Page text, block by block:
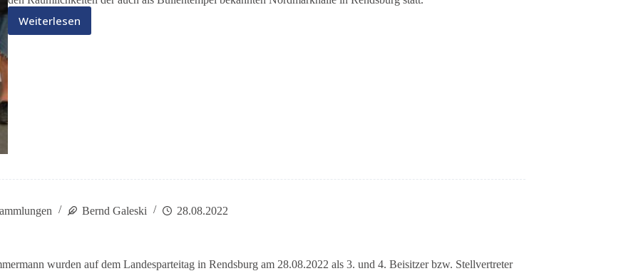
WeiterlesenLandesparteitag
Bernd Galeski 28.08.2022
wurden auf dem Landesparteitag in Rendsburg am 28.08.2022 als 3. und 4. Beisitzer bzw. Stellvertreter